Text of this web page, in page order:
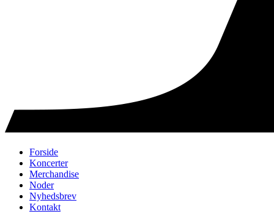
Forside
Koncerter
Merchandise
Noder
Nyhedsbrev
Kontakt